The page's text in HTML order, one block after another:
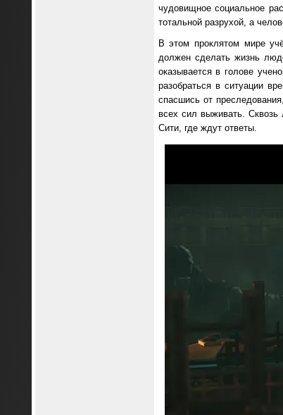
чудовищное социальное
тотальной разрухой, а
В этом проклятом мире
должен сделать жизнь
оказывается в голове
разобраться в ситуации
спасшись от
всех сил выживать.
Сити, где ждут ответы.